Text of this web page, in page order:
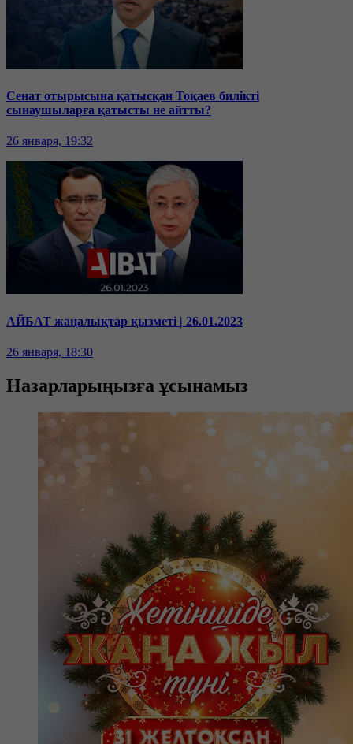
Сенат отырысына қатысқан Тоқаев билікті
сынаушыларға қатысты не айтты?
26 января, 19:32
АЙБАТ жаңалықтар қызметі | 26.01.2023
26 января, 18:30
Назарларыңызға ұсынамыз